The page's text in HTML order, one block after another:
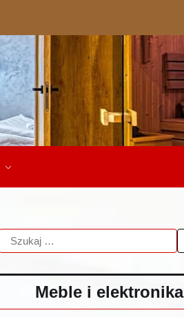
Meble i elektronika